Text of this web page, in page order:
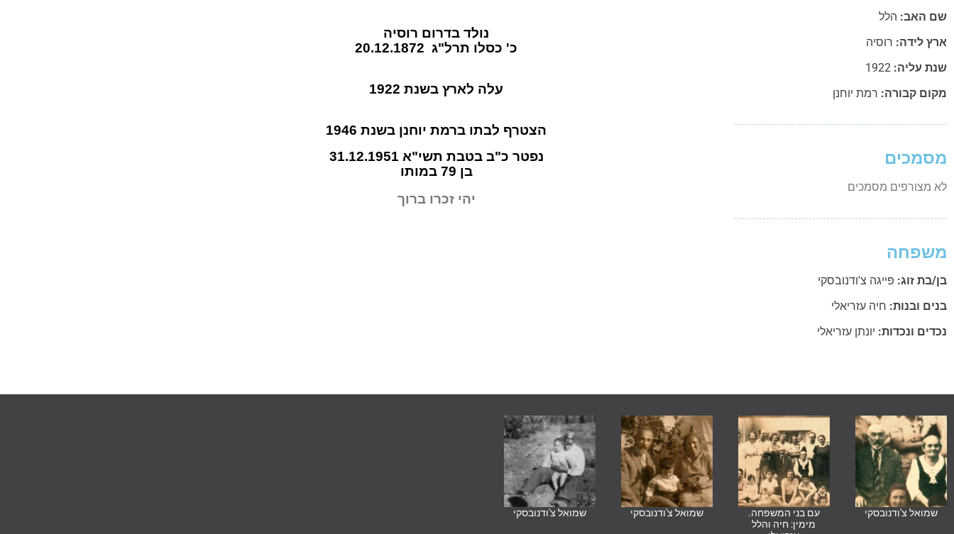
שם האב: הלל
ארץ לידה: רוסיה
שנת עליה: 1922
מקום קבורה: רמת יוחנן
מסמכים
לא מצורפים מסמכים
משפחה
בן/בת זוג: פייגה צ'ודנובסקי
בנים ובנות: חיה עזריאלי
נכדים ונכדות: יונתן עזריאלי
נולד בדרום רוסיה
כ' כסלו תרל"ג 20.12.1872
עלה לארץ בשנת 1922
הצטרף לבתו ברמת יוחנן בשנת 1946
נפטר כ"ב בטבת תשי"א 31.12.1951
בן 79 במותו
יהי זכרו ברוך
שמואל צ'ודנובסקי
עם בני המשפחה.
מימין: חיה והלל
שמואל צ'ודנובסקי שמואל צ'ודנובסקי